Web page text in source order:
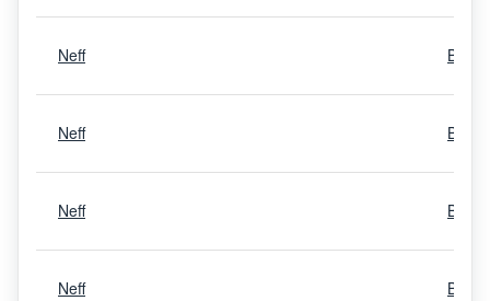
Neff
Neff
Neff
Neff